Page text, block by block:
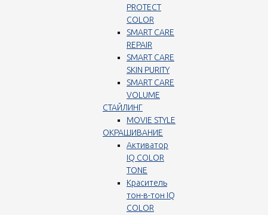
PROTECT
COLOR
SMART CARE
REPAIR
SMART CARE
SKIN PURITY
SMART CARE
VOLUME
СТАЙЛИНГ
MOVIE STYLE
ОКРАШИВАНИЕ
Активатор
IQ COLOR
TONE
Краситель
тон-в-тон IQ
COLOR